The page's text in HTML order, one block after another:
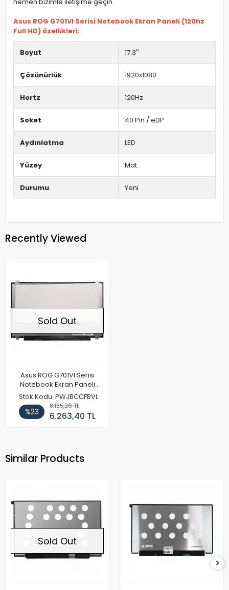
Asus ROG G701VI Serisi Notebook Ekran Paneli (120hz
Full HD) özellikleri:
Boyut 17.3''
Çözünürlük 1920x1080
Hertz 120Hz
Soket 40 Pin / eDP
Aydınlatma LED
Yüzey Mat
Durumu Yeni
Recently Viewed
Sold Out
Asus ROG G701VI Serisi
Notebook Ekran Paneli
(120hz Full HD)
Stok Kodu: PWJBCCFBVL
%23
8.135,26 TL
6.263,40 TL
Similar Products
Sold Out